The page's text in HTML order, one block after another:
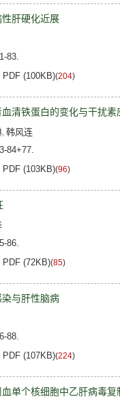
肝硬化近展
83.
PDF (100KB)(204)
清铁蛋白的变化与干扰素
, 韩风连
84+77.
PDF (103KB)(96)
86.
PDF (72KB)(85)
与肝性脑病
88.
PDF (107KB)(224)
单个核细胞中乙肝病毒